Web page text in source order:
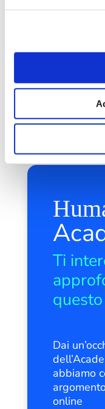
leggi tutto
Ti
Dai
abbiamo
online